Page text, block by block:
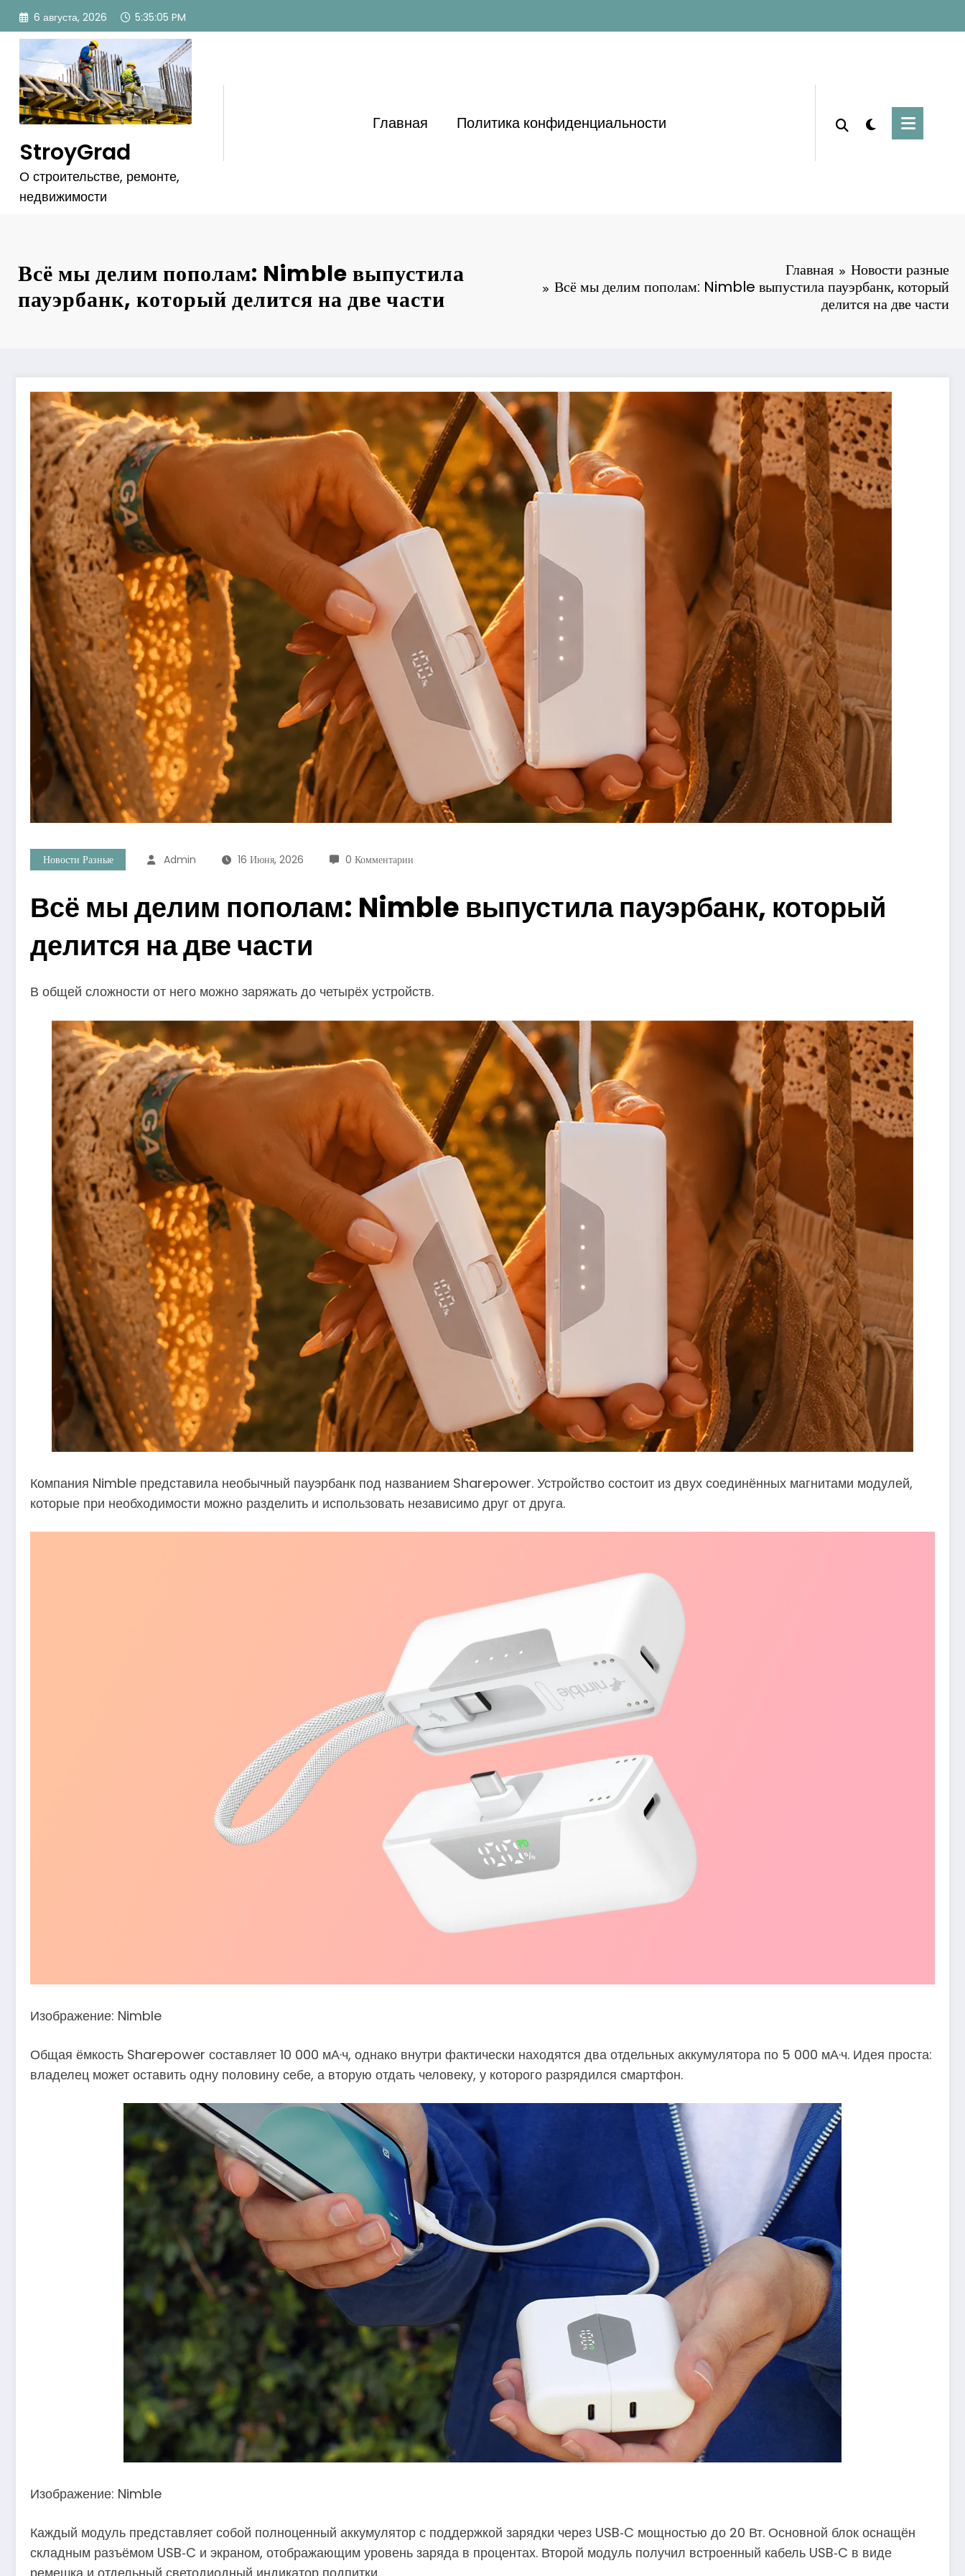
Перейти
содержимому
6 августа, 2026 5:35:08 PM
StroyGrad
О строительстве, ремонте,
недвижимости
Главная Политика конфиденциальности
Всё мы делим пополам: Nimble выпустила
пауэрбанк, который делится на две части
Главная
Новости разные
Всё мы делим пополам: Nimble выпустила пауэрбанк, который
делится на две части
Новости Разные Admin 16 Июня, 2026 0 Комментарии
Всё мы делим пополам: Nimble выпустила пауэрбанк, который
делится на две части
В общей сложности от него можно заряжать до четырёх устройств.
Компания Nimble представила необычный пауэрбанк под названием Sharepower. Устройство состоит из двух соединённых магнитами модулей,
которые при необходимости можно разделить и использовать независимо друг от друга.
Изображение: Nimble
Общая ёмкость Sharepower составляет 10 000 мА·ч, однако внутри фактически находятся два отдельных аккумулятора по 5 000 мА·ч. Идея проста:
владелец может оставить одну половину себе, а вторую отдать человеку, у которого разрядился смартфон.
Изображение: Nimble
Каждый модуль представляет собой полноценный аккумулятор с поддержкой зарядки через USB‑C мощностью до 20 Вт. Основной блок оснащён
складным разъёмом USB‑C и экраном, отображающим уровень заряда в процентах. Второй модуль получил встроенный кабель USB‑C в виде